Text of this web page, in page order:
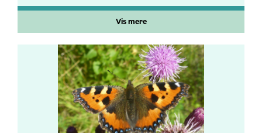
Vis mere